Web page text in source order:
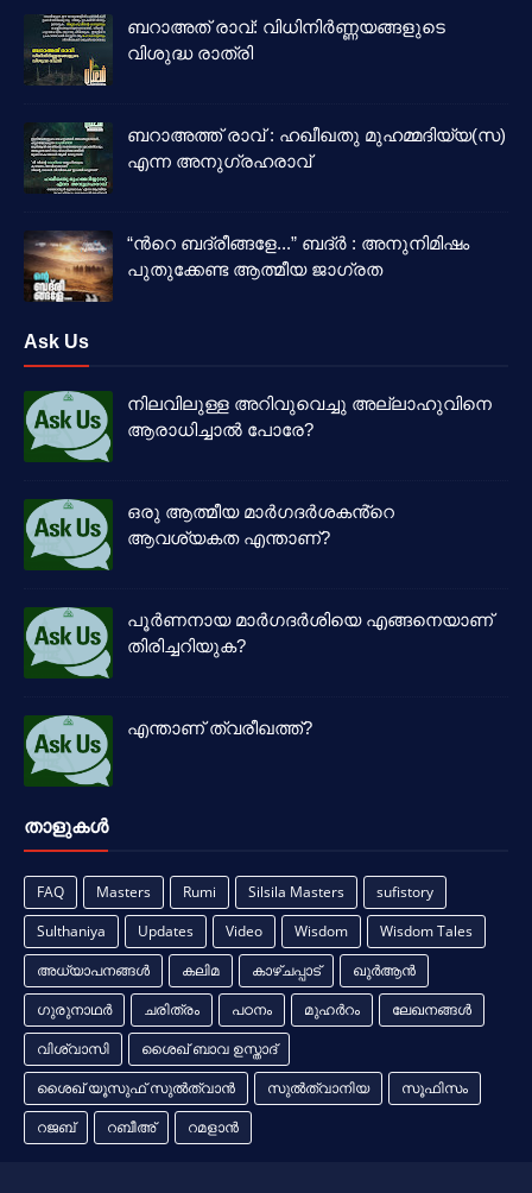
ബറാഅത് രാവ്: വിധിനിർണ്ണയങ്ങളുടെ
വിശുദ്ധ രാത്രി
ബറാഅത്ത് രാവ് : ഹഖീഖതു മുഹമ്മദിയ്യ(സ)
എന്ന അനുഗ്രഹരാവ്
“ൻറെ ബദ്‌രീങ്ങളേ...” ബദ്‌ർ : അനുനിമിഷം
പുതുക്കേണ്ട ആത്മീയ ജാഗ്രത
Ask Us
നിലവിലുള്ള അറിവുവെച്ചു അല്ലാഹുവിനെ
ആരാധിച്ചാൽ പോരേ?
ഒരു ആത്മീയ മാർഗദർശകൻ്റെ
ആവശ്യകത എന്താണ്?
പൂർണനായ മാർഗദർശിയെ എങ്ങനെയാണ്
തിരിച്ചറിയുക?
എന്താണ് ത്വരീഖത്ത്?
താളുകള്‍
FAQ Masters Rumi Silsila Masters
sufistory
Sulthaniya
Updates Video Wisdom
Wisdom Tales
അധ്യാപനങ്ങൾ
കലിമ കാഴ്ചപ്പാട്
ഖുർആൻ
ഗുരുനാഥർ
ചരിത്രം പഠനം മുഹർറം
ലേഖനങ്ങൾ
വിശ്വാസി
ശൈഖ് ബാവ ഉസ്താദ്
ശൈഖ് യൂസുഫ് സുൽത്വാൻ
സുൽത്വാനിയ
സൂഫിസം
റജബ്
റബീഅ് റമളാൻ